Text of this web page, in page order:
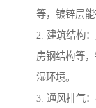
等，镀锌层
2. 建筑结构
房钢结构等
湿环境。
3. 通风排气